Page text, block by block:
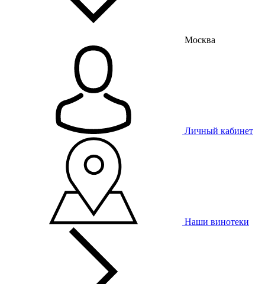
Москва
Личный кабинет
Наши винотеки